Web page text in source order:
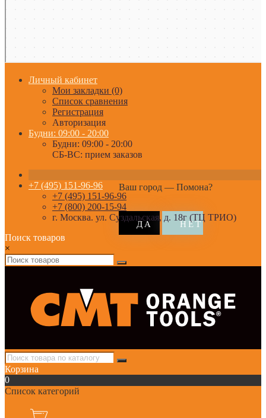
Личный кабинет
Мои закладки (0)
Список сравнения
Регистрация
Авторизация
Будни: 09:00 - 20:00
Будни: 09:00 - 20:00
СБ-ВС: прием заказов
Ваш город — Помона?
+7 (495) 151-96-96
+7 (495) 151-96-96
+7 (800) 200-15-94
г. Москва. ул. Суздальская, д. 18г (ТЦ ТРИО)
Поиск товаров
×
Корзина
0
Список категорий